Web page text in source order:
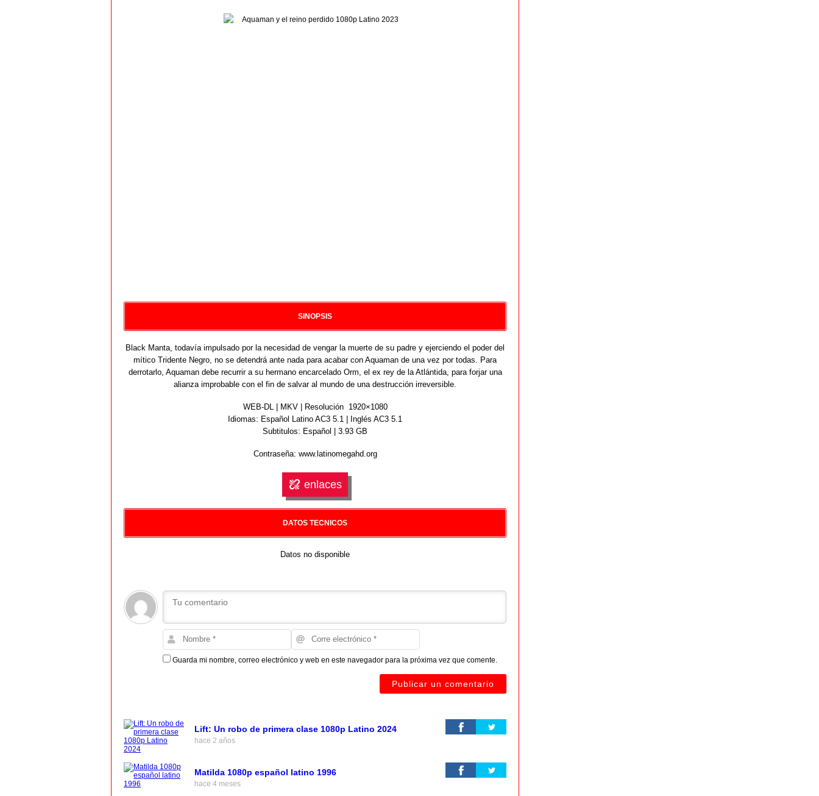
SINOPSIS
Black Manta, todavía impulsado por la necesidad de vengar la muerte de su padre y ejerciendo el poder del
mítico Tridente Negro, no se detendrá ante nada para acabar con Aquaman de una vez por todas. Para
derrotarlo, Aquaman debe recurrir a su hermano encarcelado Orm, el ex rey de la Atlántida, para forjar una
alianza improbable con el fin de salvar al mundo de una destrucción irreversible.
WEB-DL | MKV | Resolución 1920×1080
Idiomas: Español Latino AC3 5.1 | Inglés AC3 5.1
Subtitulos: Español | 3.93 GB
Contraseña: www.latinomegahd.org
enlaces
DATOS TECNICOS
Datos no disponible
Guarda mi nombre, correo electrónico y web en este navegador para la próxima vez que comente.
Lift: Un robo de primera clase 1080p Latino 2024
hace 2 años
Matilda 1080p español latino 1996
hace 4 meses